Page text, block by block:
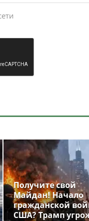
Получите свой
Майдан! Начало
гражданской
США? Трамп